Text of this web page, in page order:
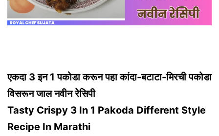
एकदा 3 इन 1 पकोडा करून पहा कांदा-बटाटा-मिरची पकोडा
विसरून जाल नवीन रेसिपी
Tasty Crispy 3 In 1 Pakoda Different Style
Recipe In Marathi